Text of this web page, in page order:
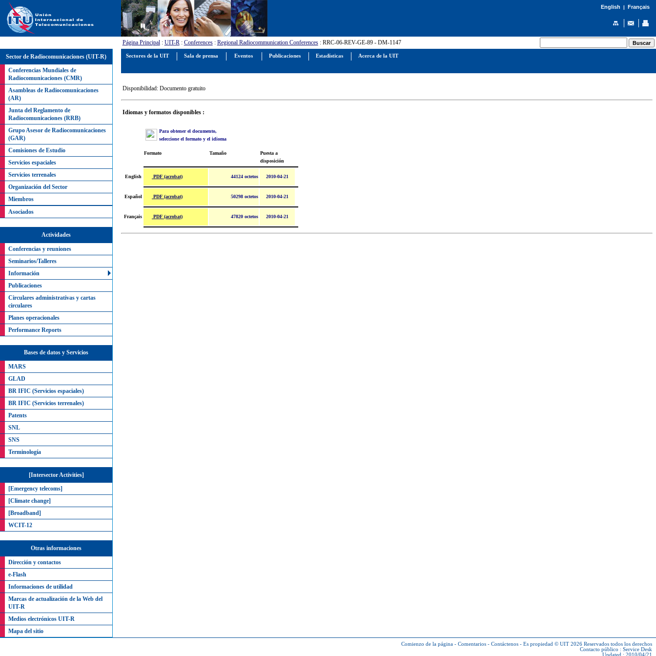
English | Français
Página Principal: UIT-R: Conferences: Regional Radiocommunication Conferences: RRC-06-REV-GE-89 - DM-1147
Sector de Radiocomunicaciones (UIT-R)
Conferencias Mundiales de
Radiocomunicaciones (CMR)
Asambleas de Radiocomunicaciones
(AR)
Junta del Reglamento de
Radiocomunicaciones (RRB)
Grupo Asesor de Radiocomunicaciones
(GAR)
Comisiones de Estudio
Servicios espaciales
Servicios terrenales
Organización del Sector
Miembros
Asociados
Actividades
Conferencias y reuniones
Seminarios/Talleres
Información
Publicaciones
Circulares administrativas y cartas
circulares
Planes operacionales
Performance Reports
Bases de datos y Servicios
MARS
GLAD
BR IFIC (Servicios espaciales)
BR IFIC (Servicios terrenales)
Patents
SNL
SNS
Terminología
[Intersector Activities]
[Emergency telecoms]
[Climate change]
[Broadband]
WCIT-12
Otras informaciones
Dirección y contactos
e-Flash
Informaciones de utilidad
Marcas de actualización de la Web del
UIT-R
Medios electrónicos UIT-R
Mapa del sitio
Disponibilidad: Documento gratuito
Idiomas y formatos disponibles :
Para obtener el documento,
seleccione el formato y el idioma
Formato Tamaño
Puesta a
disposición
English PDF (acrobat) 44124 octetos 2010-04-21
Español PDF (acrobat) 50298 octetos 2010-04-21
Français PDF (acrobat) 47820 octetos 2010-04-21
Comienzo de la página - Comentarios - Contáctenos - Es propiedad © UIT 2026 Reservados todos los derechos
Contacto público : Service Desk
Updated : 2010/04/21
Sectores de la UIT Sala de prensa Eventos Publicaciones Estadísticas Acerca de la UIT